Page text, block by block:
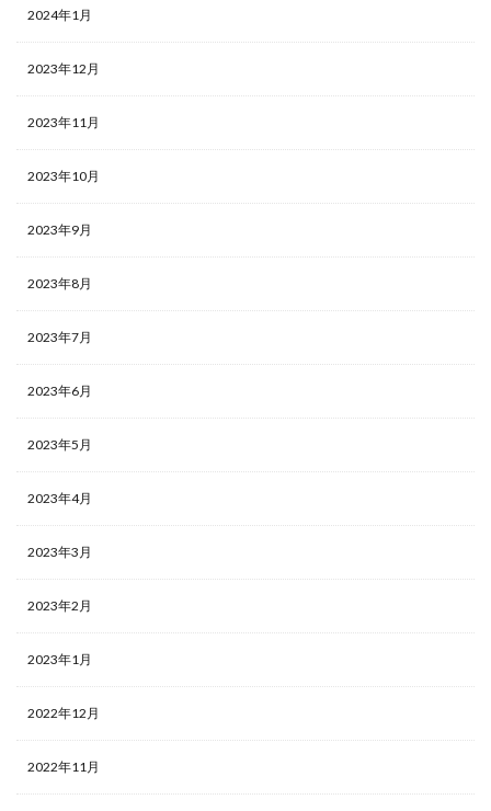
2024年1月
2023年12月
2023年11月
2023年10月
2023年9月
2023年8月
2023年7月
2023年6月
2023年5月
2023年4月
2023年3月
2023年2月
2023年1月
2022年12月
2022年11月